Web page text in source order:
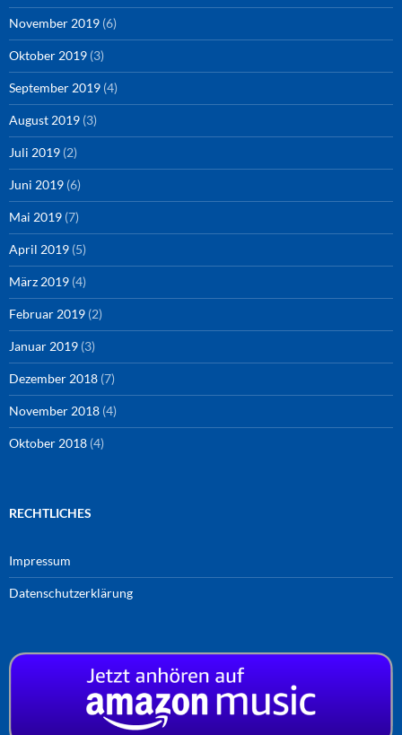
November 2019 (6)
Oktober 2019 (3)
September 2019 (4)
August 2019 (3)
Juli 2019 (2)
Juni 2019 (6)
Mai 2019 (7)
April 2019 (5)
März 2019 (4)
Februar 2019 (2)
Januar 2019 (3)
Dezember 2018 (7)
November 2018 (4)
Oktober 2018 (4)
RECHTLICHES
Impressum
Datenschutzerklärung